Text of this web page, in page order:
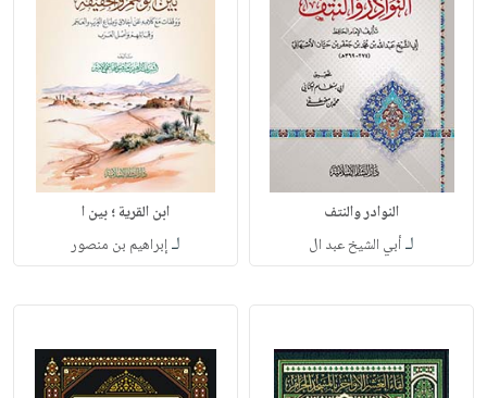
النوادر والنتف
لـأبي الشيخ عبد ال
ابن القرية ؛ بين ا
لـإبراهيم بن منصور